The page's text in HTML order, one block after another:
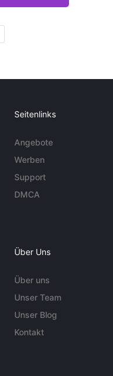
Seitenlinks
Angebote
Werben
Support
DMCA
Über Uns
Über uns
Unser Team
Unser Blog
Kontakt